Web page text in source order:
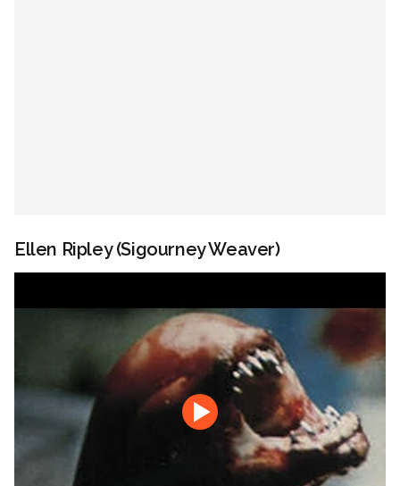
Ellen Ripley (Sigourney Weaver)